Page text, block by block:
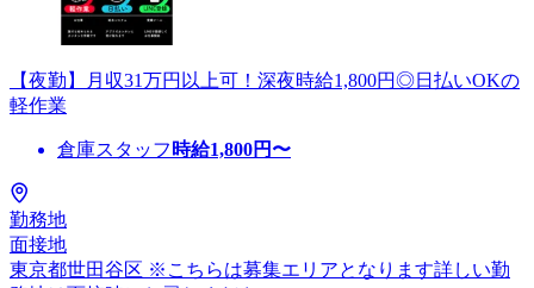
【夜勤】月収31万円以上可！深夜時給1,800円◎日払いOKの
軽作業
倉庫スタッフ 時給1,800円〜
勤務地
面接地
東京都世田谷区 ※こちらは募集エリアとなります詳しい勤